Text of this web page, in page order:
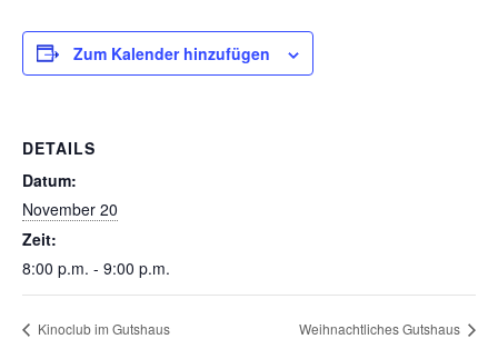
Zum Kalender hinzufügen
DETAILS
Datum:
November 20
Zeit:
8:00 p.m. - 9:00 p.m.
Kinoclub im Gutshaus Weihnachtliches Gutshaus